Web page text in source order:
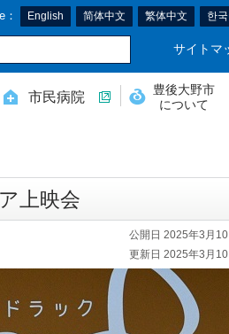
： English 简体中文 繁体中文 한국
サイトマ
市民病院
豊後大野市
について
上映会
公開日 2025年3月10
更新日 2025年3月10